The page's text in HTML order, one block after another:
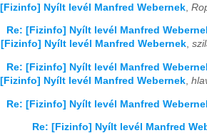
[Fizinfo] Nyílt levél Manfred Webernek
Re: [Fizinfo] Nyílt levél Manfred
[Fizinfo] Nyílt levél Manfred Webernek,
Re: [Fizinfo] Nyílt levél Manfred
[Fizinfo] Nyílt levél Manfred Webernek,
Re: [Fizinfo] Nyílt levél Manfred
Re: [Fizinfo] Nyílt levél Manfred